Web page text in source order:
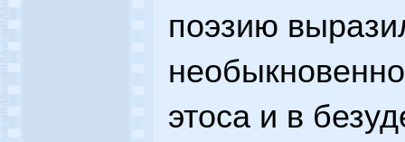
поэзию
этоса и в